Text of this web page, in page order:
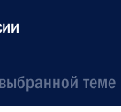
теме